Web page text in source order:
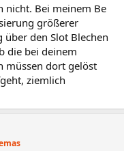
nicht. Bei meinem Be
größerer
den Slot Blechen
die bei deinem
müssen dort gelöst
ziemlich